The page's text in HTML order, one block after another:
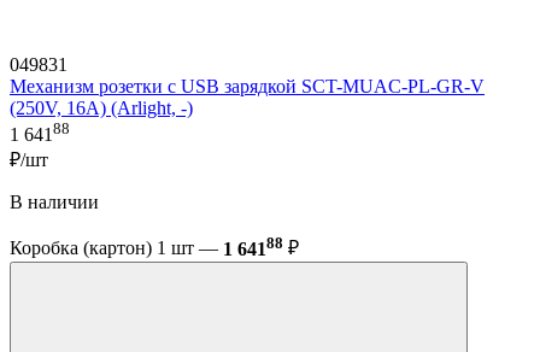
049831
Механизм розетки с USB зарядкой SCT-MUAC-PL-GR-V
(250V, 16A) (Arlight, -)
1 64188
₽/шт
В наличии
Коробка (картон) 1 шт — 1 64188 ₽